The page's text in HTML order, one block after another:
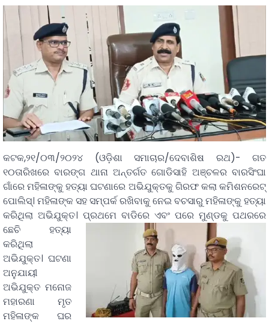
କଟକ,୨୧/୦୩/୨୦୨୪ (ଓଡ଼ିଶା ସମାଚାର/ଦେବାଶିଷ ରଥ)- ଗତ
୧୦ତାରିଖରେ ବାରଙ୍ଗ ଥାନା ଅନ୍ତର୍ଗତ ଗୋଡିସାହି ଅଞ୍ଚଳର ବାରସିଂଘା
ଗାଁରେ ମହିଳାଙ୍କୁ ହତ୍ୟା ଘଟଣାରେ ଅଭିଯୁକ୍ତକୁ ଗିରଫ କଲା କମିଶନରେଟ୍
ପୋଲିସ୍। ମହିଳାଙ୍କ ସହ ସମ୍ପର୍କ ରଖିବାକୁ ନେଇ ବଚସାରୁ ମହିଳାଙ୍କୁ ହତ୍ୟା
କରିଥିଲା ଅଭିଯୁକ୍ତ। ପ୍ରଥମେ ବାଡିରେ ଏବଂ ପରେ ମୁଣ୍ଡକୁ ପଥରରେ
ଛେଚି ହତ୍ୟା
କରିଥିଲା
ଅଭିଯୁକ୍ତ। ଘଟଣା
ଅନୁଯାୟୀ
ଅଭିଯୁକ୍ତ ମନୋଜ
ମହାରଣା ମୃତ
ମହିଳାଙ୍କ ଘର